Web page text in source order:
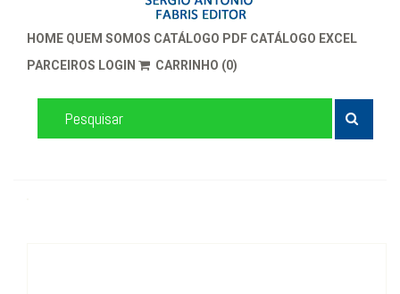
HOME QUEM SOMOS CATÁLOGO PDF CATÁLOGO EXCEL
PARCEIROS LOGIN CARRINHO (0)